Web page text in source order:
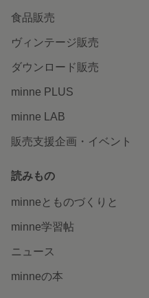
食品販売
ヴィンテージ販売
ダウンロード販売
minne PLUS
minne LAB
販売支援企画・イベント
読みもの
minneとものづくりと
minne学習帖
ニュース
minneの本